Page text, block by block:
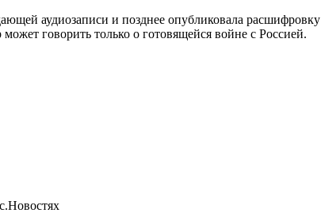
аудиозаписи и позднее опубликовала
говорить только о готовящейся войне с Россией.